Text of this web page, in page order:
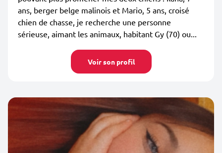
ans, berger belge malinois et Mario, 5 ans, croisé
chien de chasse, je recherche une personne
sérieuse, aimant les animaux, habitant Gy (70) ou...
Voir son profil